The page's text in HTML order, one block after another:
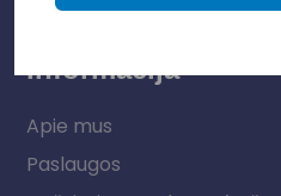
Informacija
Apie mus
Paslaugos